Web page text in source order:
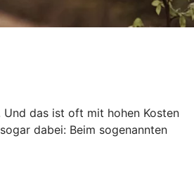
das ist oft mit hohen Kosten
dabei: Beim sogenannten